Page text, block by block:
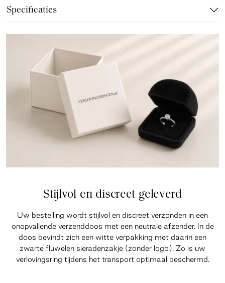
Specificaties
Stijlvol en discreet geleverd
Uw bestelling wordt stijlvol en discreet verzonden in een
onopvallende verzenddoos met een neutrale afzender. In de
doos bevindt zich een witte verpakking met daarin een
zwarte fluwelen sieradenzakje (zonder logo). Zo is uw
verlovingsring tijdens het transport optimaal beschermd.